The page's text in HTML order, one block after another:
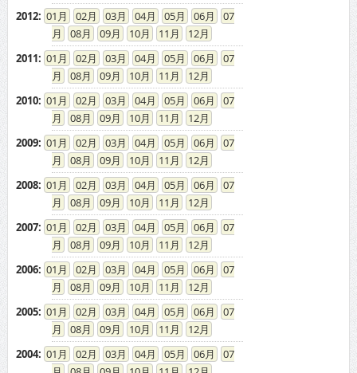
2012: 01 02 03 04 05 06
07
08
09 10 11
12
2011: 01 02 03 04 05 06
07
08
09 10 11
12
2010: 01 02 03 04 05 06
07
08
09 10 11
12
2009: 01 02 03 04 05 06
07
08
09 10 11
12
2008: 01 02 03 04 05 06
07
08
09 10 11
12
2007: 01 02 03 04 05 06
07
08
09 10 11
12
2006: 01 02 03 04 05 06
07
08
09 10 11
12
2005: 01 02 03 04 05 06
07
08
09 10 11
12
2004: 01 02 03 04 05 06
07